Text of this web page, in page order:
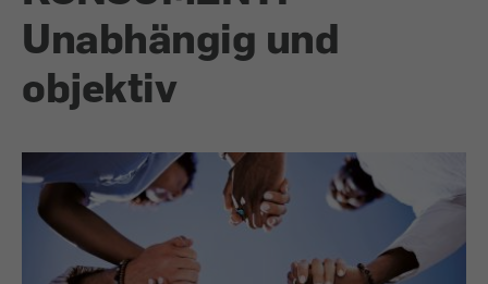
Unabhängig und
objektiv